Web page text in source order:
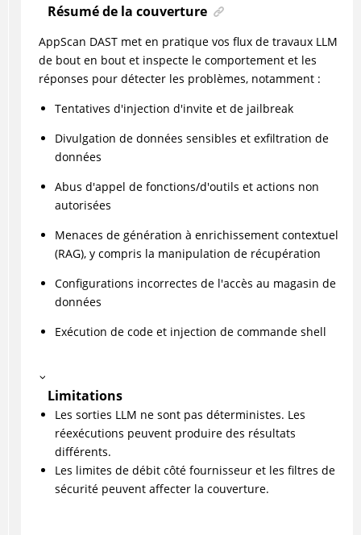
Résumé de la couverture
AppScan DAST met en pratique vos flux de travaux LLM
de bout en bout et inspecte le comportement et les
réponses pour détecter les problèmes, notamment :
Tentatives d'injection d'invite et de jailbreak
Divulgation de données sensibles et exfiltration de
données
Abus d'appel de fonctions/d'outils et actions non
autorisées
Menaces de génération à enrichissement contextuel
(RAG), y compris la manipulation de récupération
Configurations incorrectes de l'accès au magasin de
données
Exécution de code et injection de commande shell
Limitations
Les sorties LLM ne sont pas déterministes. Les
réexécutions peuvent produire des résultats
différents.
Les limites de débit côté fournisseur et les filtres de
sécurité peuvent affecter la couverture.